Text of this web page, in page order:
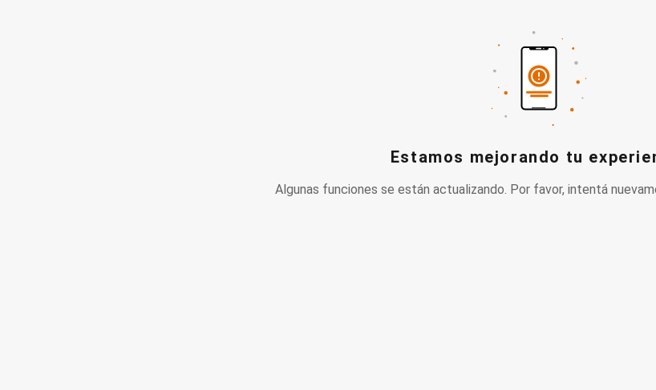
Estamos mejorando tu
Algunas funciones se están actualizando. Por favor, intentá